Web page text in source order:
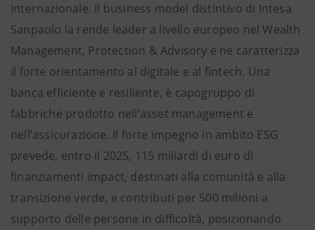
internazionale. Il business model distintivo di Intesa
Sanpaolo la rende leader a livello europeo nel Wealth
Management, Protection & Advisory e ne caratterizza
il forte orientamento al digitale e al fintech. Una
banca efficiente e resiliente, è capogruppo di
fabbriche prodotto nell’asset management e
nell’assicurazione. Il forte impegno in ambito ESG
prevede, entro il 2025, 115 miliardi di euro di
finanziamenti impact, destinati alla comunità e alla
transizione verde, e contributi per 500 milioni a
supporto delle persone in difficoltà, posizionando